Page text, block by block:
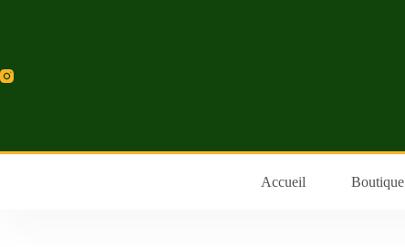
Accueil Boutique